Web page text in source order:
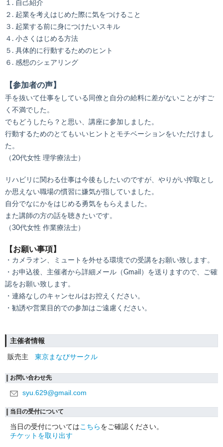
１. 自己紹介
２. 起業を考えはじめた際に気をつけること
３. 起業する前に身につけたいスキル
４. 小さくはじめる方法
５. 具体的に行動するためのヒント
６. 感想のシェアリング
【参加者の声】
手を抜いて仕事をしている同僚と自分の給料に差がないことがすご
く不満でした。
でもどうしたら？と思い、講座に参加しました。
行動するためのとてもいいヒントとモチベーションをいただけまし
た。
（20代女性 理学療法士）
リハビリに関わる仕事は今後もしたいのですが、やりがい搾取とし
か思えない職場の慣習に嫌気が指していました。
自分でなにかをはじめる勇気をもらえました。
また講師の方の話を聴きたいです。
（30代女性 作業療法士）
【お願い事項】
・カメラオン、ミュートを外せる環境での受講をお願い致します。
・お申込後、主催者から詳細メール（Gmail）を送りますので、ご確
認をお願い致します。
・連絡なしのキャンセルはお控えください。
・勧誘や営業目的での参加はご遠慮ください。
主催者情報
販売主
東京まなびサークル
お問い合わせ先
syu.629@gmail.com
当日の受付について
当日の受付についてはこちらをご確認ください。
チケットを取り出す